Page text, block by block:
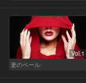
Vol.1
妻のベール